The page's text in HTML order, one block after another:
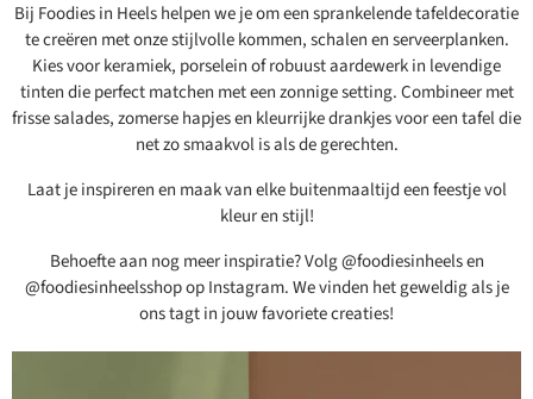
Bij Foodies in Heels helpen we je om een sprankelende tafeldecoratie
te creëren met onze stijlvolle kommen, schalen en serveerplanken.
Kies voor keramiek, porselein of robuust aardewerk in levendige
tinten die perfect matchen met een zonnige setting. Combineer met
frisse salades, zomerse hapjes en kleurrijke drankjes voor een tafel die
net zo smaakvol is als de gerechten.
Laat je inspireren en maak van elke buitenmaaltijd een feestje vol
kleur en stijl!
Behoefte aan nog meer inspiratie? Volg @foodiesinheels en
@foodiesinheelsshop op Instagram. We vinden het geweldig als je
ons tagt in jouw favoriete creaties!